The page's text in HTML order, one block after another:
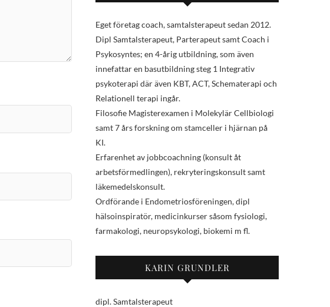
Eget företag coach, samtalsterapeut sedan 2012.
Dipl Samtalsterapeut, Parterapeut samt Coach i
Psykosyntes; en 4-årig utbildning, som även
innefattar en basutbildning steg 1 Integrativ
psykoterapi där även KBT, ACT, Schematerapi och
Relationell terapi ingår.
Filosofie Magisterexamen i Molekylär Cellbiologi
samt 7 års forskning om stamceller i hjärnan på
KI.
Erfarenhet av jobbcoachning (konsult åt
arbetsförmedlingen), rekryteringskonsult samt
läkemedelskonsult.
Ordförande i Endometriosföreningen, dipl
hälsoinspiratör, medicinkurser såsom fysiologi,
farmakologi, neuropsykologi, biokemi m fl.
KARIN GRUNDLER
dipl. Samtalsterapeut